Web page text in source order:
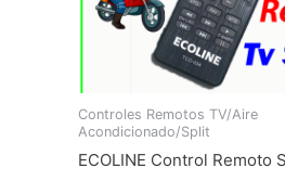
Controles Remotos TV/Aire
Acondicionado/Split
ECOLINE Control Remoto